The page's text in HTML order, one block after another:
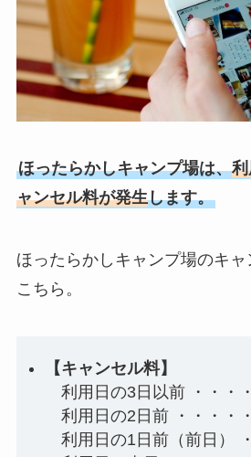
ほったらかしキャンプ場は、
ャンセル料が発生します。
ほったらかしキャンプ場のキ
こちら。
【キャンセル料】
利用日の3日以前 ・・・
利用日の2日前 ・・・・
利用日の1日前（前日）